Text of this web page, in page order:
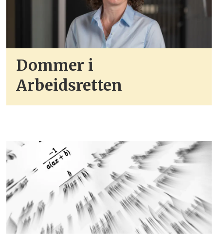
Dommer i
Arbeidsretten